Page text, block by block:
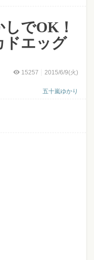
でOK！
エッグ
15257 2015/6/9(火)
五十嵐ゆかり